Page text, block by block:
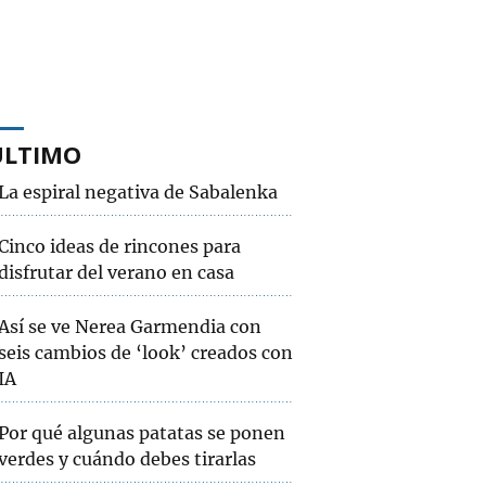
espiral negativa de Sabalenka
ideas de rincones para
del verano en casa
se ve Nerea Garmendia con
cambios de ‘look’ creados con
qué algunas patatas se ponen
y cuándo debes tirarlas